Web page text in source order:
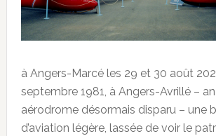
à Angers-Marcé les 29 et 30 août
septembre 1981, à Angers-Avrillé –
aérodrome désormais disparu – une
d’aviation légère, lassée de voir le